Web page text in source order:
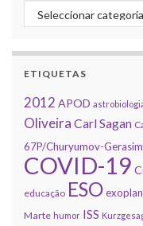
Categorias
ETIQUETAS
2012 APOD
Oliveira Carl Sagan
67P/Churyumov-
COVID-19
educação ESO
Marte humor ISS